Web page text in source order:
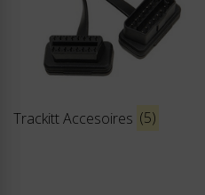
Trackitt Accesoires (5)